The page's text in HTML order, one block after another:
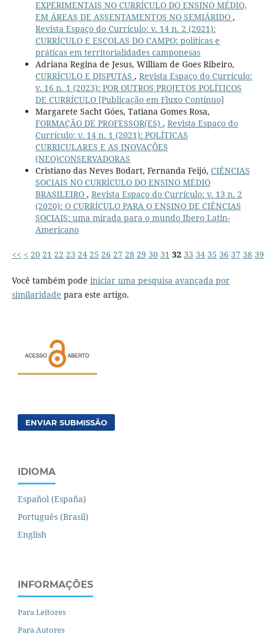
EXPERIMENTAIS NO CURRÍCULO DO ENSINO MÉDIO,
EM ÁREAS DE ASSENTAMENTOS NO SEMIÁRIDO ,
Revista Espaço do Currículo: v. 14 n. 2 (2021):
CURRÍCULO E ESCOLAS DO CAMPO: políticas e
práticas em territorialidades camponesas
Adriana Regina de Jesus, William de Goes Ribeiro,
CURRÍCULO E DISPUTAS , Revista Espaço do Currículo:
v. 16 n. 1 (2023): POR OUTROS PROJETOS POLÍTICOS
DE CURRÍCULO [Publicação em Fluxo Contínuo]
Margarete Sacht Góes, Tatiana Gomes Rosa,
FORMAÇÃO DE PROFESSOR(ES) , Revista Espaço do
Currículo: v. 14 n. 1 (2021): POLÍTICAS
CURRICULARES E AS INOVAÇÕES
(NEO)CONSERVADORAS
Cristiano das Neves Bodart, Fernanda Feijó, CIÊNCIAS
SOCIAIS NO CURRÍCULO DO ENSINO MÉDIO
BRASILEIRO , Revista Espaço do Currículo: v. 13 n. 2
(2020): O CURRÍCULO PARA O ENSINO DE CIÊNCIAS
SOCIAIS: uma mirada para o mundo Ibero Latin-
Americano
<< < 20 21 22 23 24 25 26 27 28 29 30 31 32 33 34 35 36 37 38 39
Você também pode iniciar uma pesquisa avançada por
similaridade para este artigo.
ENVIAR SUBMISSÃO
IDIOMA
Español (España)
Português (Brasil)
English
INFORMAÇÕES
Para Leitores
Para Autores